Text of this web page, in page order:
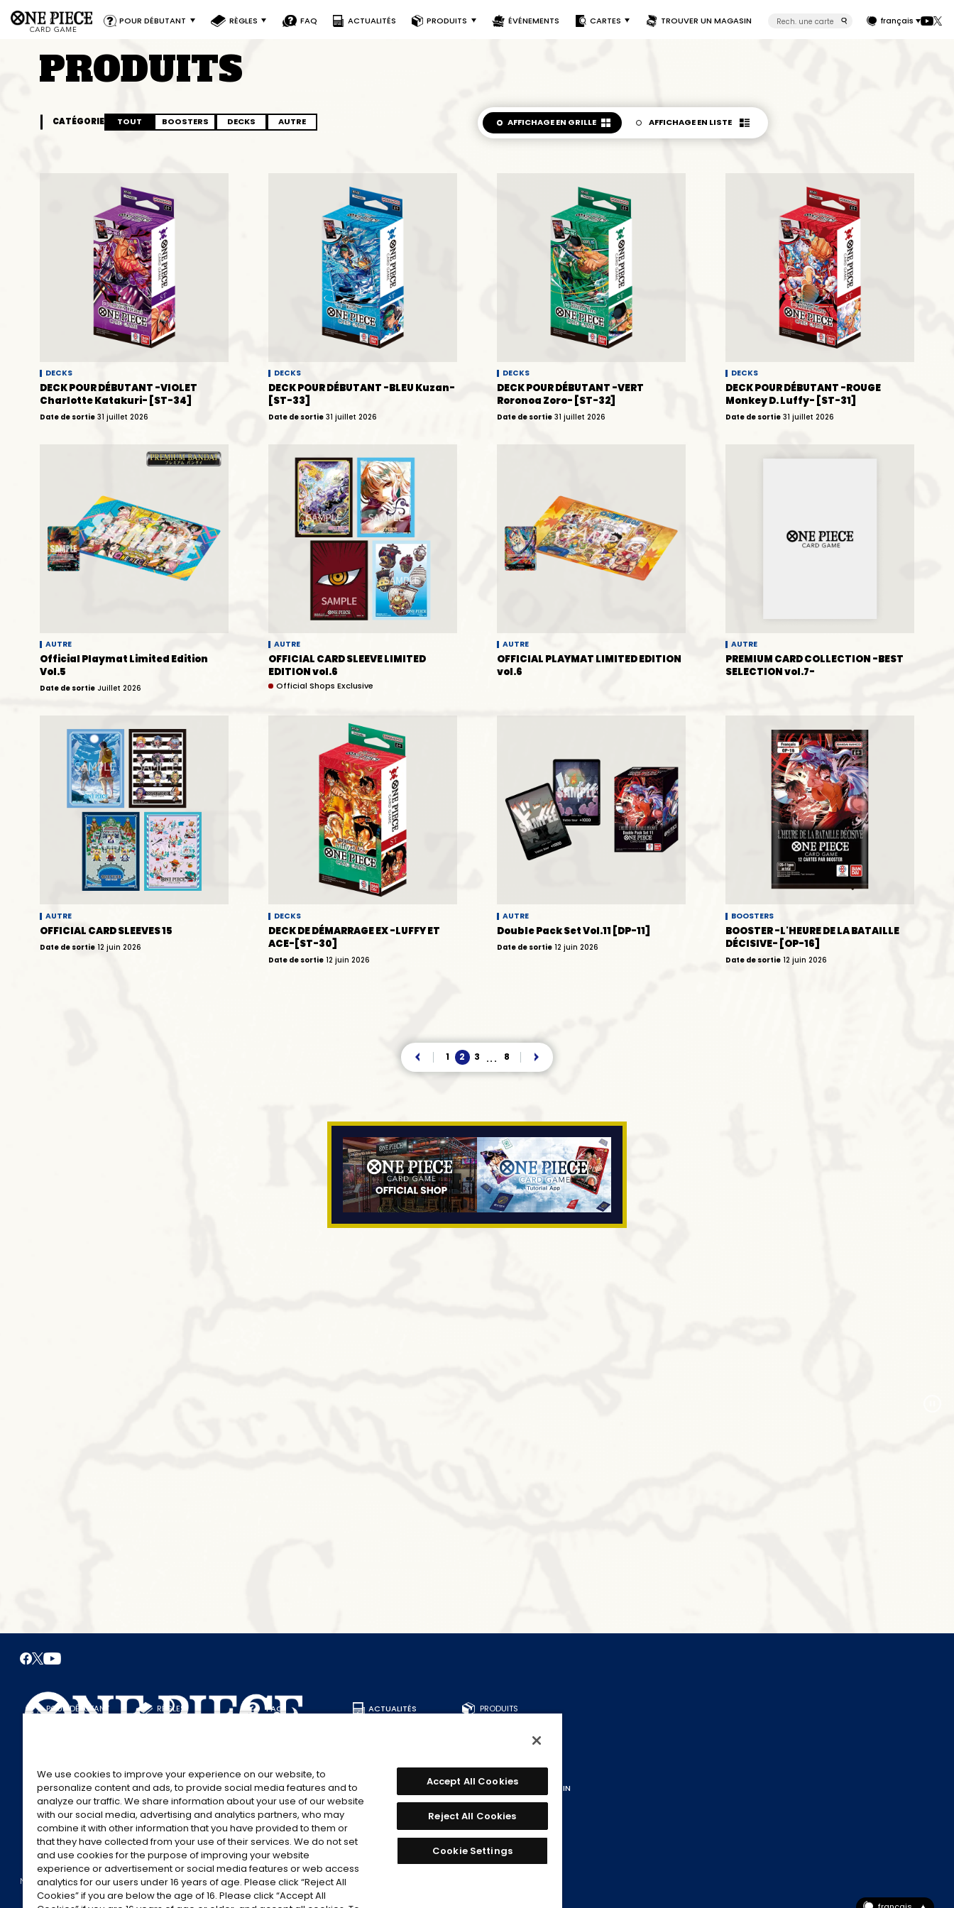
POUR DÉBUTANT RÈGLES FAQ ACTUALITÉS PRODUITS ÉVÉNEMENTS CARTES TROUVER UN MAGASIN français
PRODUITS
CATÉGORIE TOUT BOOSTERS DECKS AUTRE AFFICHAGEEN GRILLE AFFICHAGEEN LISTE
DECKS
DECK POUR DÉBUTANT -VIOLET
Charlotte Katakuri- [ST-34]
Date de sortie 31 juillet 2026
DECKS
DECK POUR DÉBUTANT -BLEU Kuzan-
[ST-33]
Date de sortie 31 juillet 2026
DECKS
DECK POUR DÉBUTANT -VERT
Roronoa Zoro- [ST-32]
Date de sortie 31 juillet 2026
DECKS
DECK POUR DÉBUTANT -ROUGE
Monkey D. Luffy- [ST-31]
Date de sortie 31 juillet 2026
AUTRE
Official Playmat Limited Edition
Vol.5
Date de sortie Juillet 2026
AUTRE
Official Shops Exclusive
OFFICIAL CARD SLEEVE LIMITED
EDITION vol.6
AUTRE
OFFICIAL PLAYMAT LIMITED EDITION
vol.6
AUTRE
PREMIUM CARD COLLECTION -BEST
SELECTION vol.7-
AUTRE
OFFICIAL CARD SLEEVES 15
Date de sortie 12 juin 2026
DECKS
DECK DE DÉMARRAGE EX -LUFFY ET
ACE-[ST-30]
Date de sortie 12 juin 2026
AUTRE
Double Pack Set Vol.11 [DP-11]
Date de sortie 12 juin 2026
BOOSTERS
BOOSTER -L'HEURE DE LA BATAILLE
DÉCISIVE- [OP-16]
Date de sortie 12 juin 2026
1 2 3 ... 8
POUR DÉBUTANT RÈGLES FAQ ACTUALITÉS PRODUITS
ÉVÉNEMENTS
TROUVER DES CARTES
TROUVER UN MAGASIN
NOUS CONTACTERCookie SettingsPOLITIQUE DE CONFIDENTIALITÉGLOBAL ENTRANCE
©Eiichiro Oda/Shueisha©Eiichiro Oda/Shueisha, Toei Animation
We use cookies to improve your experience on our website, to
personalize content and ads, to provide social media features and to
analyze our traffic. We share information about your use of our website
with our social media, advertising and analytics partners, who may
combine it with other information that you have provided to them or
that they have collected from your use of their services. We do not set
and use cookies for the purpose of improving your website
experience or advertisement or social media features or web access
analytics for our users under 16 years of age. Please click “Reject All
Cookies” if you are below the age of 16. Please click “Accept All
Accept All Cookies
Reject All Cookies
Cookie Settings